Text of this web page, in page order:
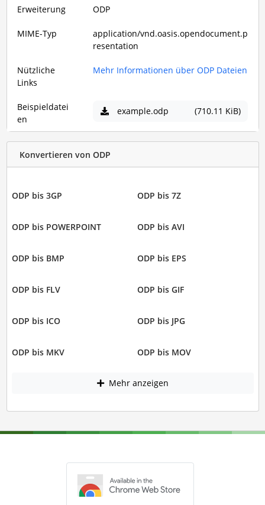
Erweiterung ODP
MIME-Typ
application/vnd.oasis.opendocument.p
resentation
Nützliche
Links
Mehr Informationen über ODP Dateien
Beispieldatei
en
example.odp (710.11 KiB)
Konvertieren von ODP
ODP bis 3GP ODP bis 7Z
ODP bis POWERPOINT ODP bis AVI
ODP bis BMP ODP bis EPS
ODP bis FLV ODP bis GIF
ODP bis ICO ODP bis JPG
ODP bis MKV ODP bis MOV
Mehr anzeigen